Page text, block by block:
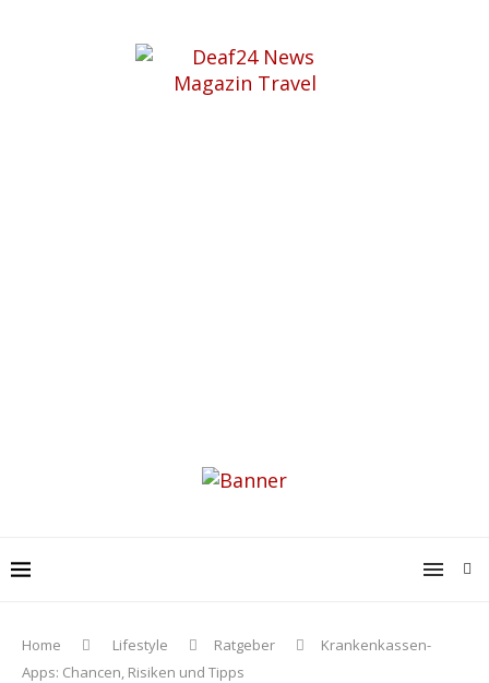
Home Lifestyle Ratgeber
Krankenkassen-
Apps: Chancen, Risiken und Tipps